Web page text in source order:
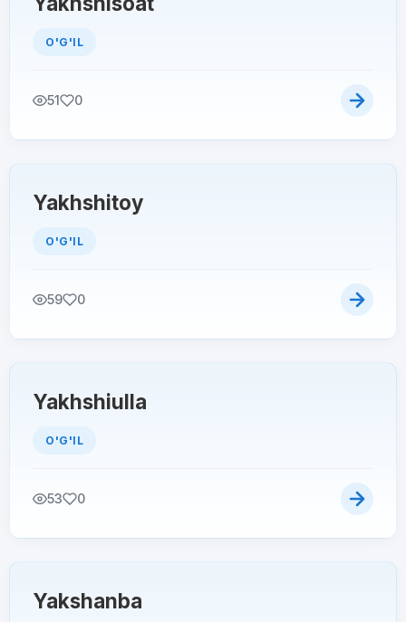
O'G'IL
51 0
Yakhshitoy
O'G'IL
59 0
Yakhshiulla
O'G'IL
53 0
Yakshanba